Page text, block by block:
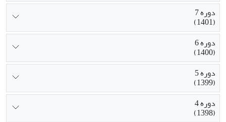
دوره 7
(1401)
دوره 6
(1400)
دوره 5
(1399)
دوره 4
(1398)